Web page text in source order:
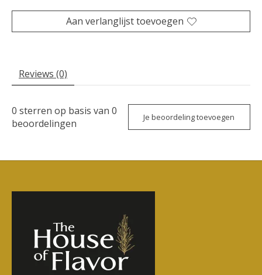
Aan verlanglijst toevoegen
Reviews (0)
0 sterren op basis van 0
beoordelingen
Je beoordeling toevoegen